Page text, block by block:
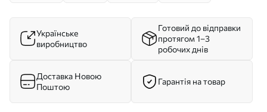
Українське
виробництво
Готовий до відправки
протягом 1–3
робочих днів
Доставка Новою
Поштою
Гарантія на товар